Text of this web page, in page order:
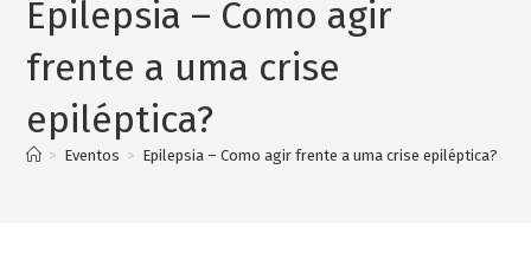
Epilepsia – Como agir
frente a uma crise
epiléptica?
> Eventos > Epilepsia – Como agir frente a uma crise epiléptica?